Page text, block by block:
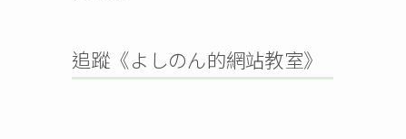
追蹤《よしのん的網站教室》